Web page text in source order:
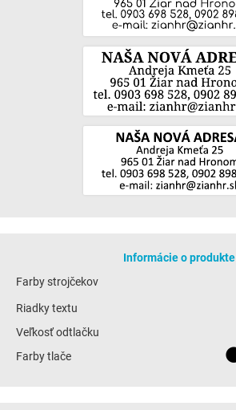
Informácie o produkte
Farby strojčekov
Riadky textu
Veľkosť odtlačku
Farby tlače